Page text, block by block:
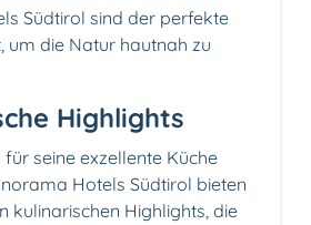
Südtirol sind der perfekte
um die Natur hautnah zu
Highlights
seine exzellente Küche
Hotels Südtirol bieten
kulinarischen Highlights, die